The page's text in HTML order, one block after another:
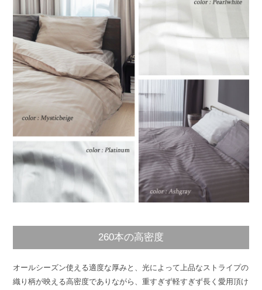
260本の高密度
オールシーズン使える適度な厚みと、光によって上品なストライプの
織り柄が映える高密度でありながら、重すぎず軽すぎず長く愛用頂け